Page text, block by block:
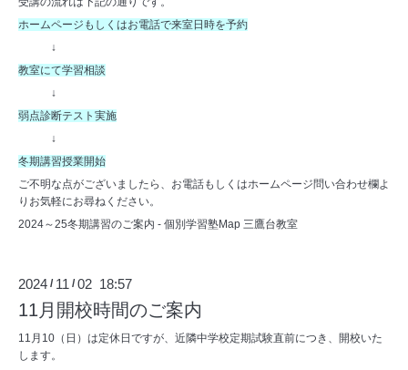
ホームページもしくはお電話で来室日時を予約
↓
教室にて学習相談
↓
弱点診断テスト実施
↓
冬期講習授業開始
ご不明な点がございましたら、お電話もしくはホームページ問い合わせ欄よ
りお気軽にお尋ねください。
2024～25冬期講習のご案内 - 個別学習塾Map 三鷹台教室
2024 / 11 /02 18:57
11月開校時間のご案内
11月10（日）は定休日ですが、近隣中学校定期試験直前につき、開校いた
します。